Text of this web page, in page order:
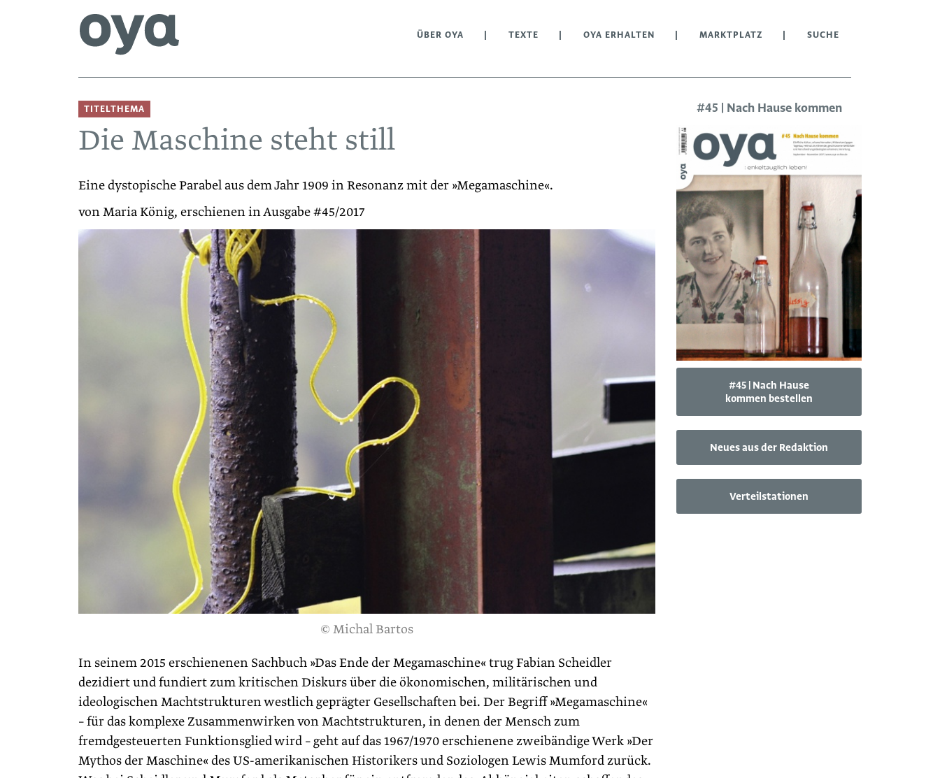
ÜBER OYA TEXTE OYA ERHALTEN MARKTPLATZ SUCHE
TITELTHEMA
Die Maschine steht still
Eine dystopische Parabel aus dem Jahr 1909 in Resonanz mit der »Megamaschine«.
von Maria König, erschienen in Ausgabe #45/2017
© Michal Bartos
In seinem 2015 erschienenen Sachbuch »Das Ende der ­Megamaschine« trug Fabian Scheidler
dezidiert und fundiert zum kritischen Diskurs über die ökonomischen, militärischen und
ideologischen Machtstrukturen westlich geprägter Gesellschaften bei. Der Begriff »Megamaschine«
– für das komplexe Zusammenwirken von Machtstrukturen, in denen der Mensch zum
fremdgesteuerten Funktionsglied wird – geht auf das 1967/1970 erschienene zweibändige Werk »Der
Mythos der Maschine« des US-amerikanischen Historikers und Soziologen Lewis Mumford zurück.
#45 | Nach Hause kommen
#45 | Nach Hause
kommen bestellen
Neues aus der Redaktion
Verteilstationen